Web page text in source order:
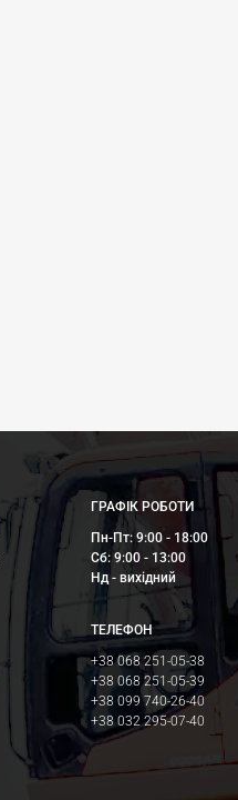
ГРАФІК РОБОТИ
Пн-Пт: 9:00 - 18:00
Сб: 9:00 - 13:00
Нд - вихідний
ТЕЛЕФОН
+38 068 251-05-38
+38 068 251-05-39
+38 099 740-26-40
+38 032 295-07-40